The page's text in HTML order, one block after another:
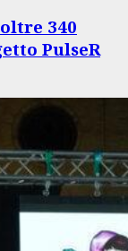
340
PulseR